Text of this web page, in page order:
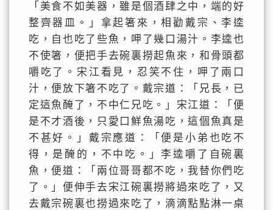
「美食不如美器，雖是個酒肆之中，端的好
整齊器皿。」拿起箸來，相勸戴宗、李逵
吃，自也吃了些魚，呷了幾口湯汁。李逵也
不使箸，便把手去碗裏撈起魚來，和骨頭都
嚼吃了。宋江看見，忍笑不住，呷了兩口
汁，便放下箸不吃了。戴宗道：「兄長，已
定這魚醃了，不中仁兄吃。」宋江道：「便
是不才酒後，只愛口鮮魚湯吃，這個魚真是
不甚好。」戴宗應道：「便是小弟也吃不
得，是醃的，不中吃。」李逵嚼了自碗裏
魚，便道：「兩位哥哥都不吃，我替你們吃
了。」便伸手去宋江碗裏撈將過來吃了，又
去戴宗碗裏也撈過來吃了，滴滴點點淋一桌